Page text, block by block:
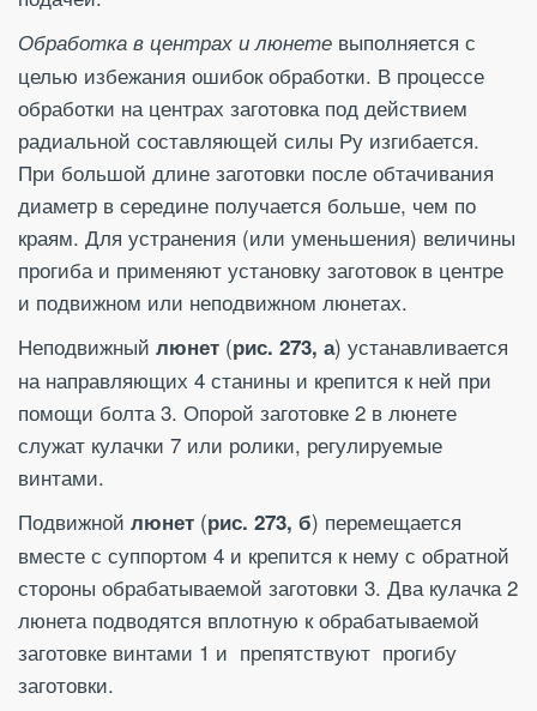
Обработка в центрах и люнете выполняется с
целью избежания ошибок обработки. В процессе
обработки на центрах заготовка под действием
радиальной составляющей силы Ру изгибается.
При большой длине заготовки после обтачивания
диаметр в середине получается больше, чем по
краям. Для устранения (или уменьшения) величины
прогиба и применяют установку заготовок в центре
и подвижном или неподвижном люнетах.
Неподвижный люнет (рис. 273, а) устанавливается
на направляющих 4 станины и крепится к ней при
помощи болта 3. Опорой заготовке 2 в люнете
служат кулачки 7 или ролики, регулируемые
винтами.
Подвижной люнет (рис. 273, б) перемещается
вместе с суппортом 4 и крепится к нему с обратной
стороны обрабатываемой заготовки 3. Два кулачка 2
люнета подводятся вплотную к обрабатываемой
заготовке винтами 1 и препятствуют прогибу
заготовки.